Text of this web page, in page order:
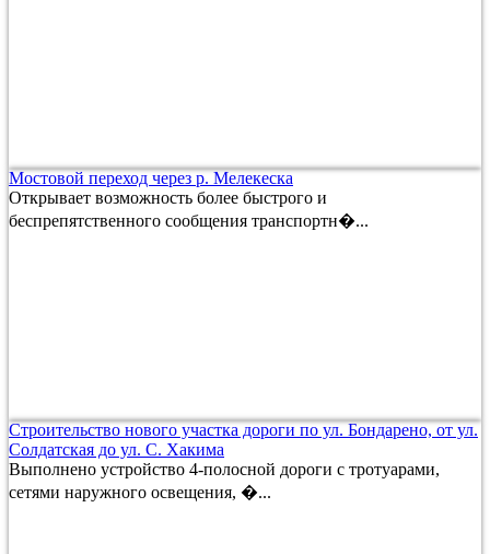
Мостовой переход через р. Мелекеска
Открывает возможность более быстрого и
беспрепятственного сообщения транспортн�...
Строительство нового участка дороги по ул. Бондарено, от ул.
Солдатская до ул. С. Хакима
Выполнено устройство 4-полосной дороги с тротуарами,
сетями наружного освещения, �...